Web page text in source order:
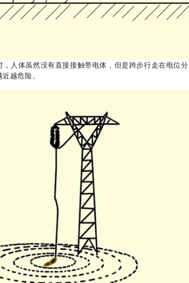
人体虽然没有直接接触带电体，但是跨步行走在电位
越危险。